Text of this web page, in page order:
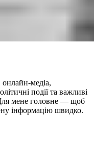
медіа,
події та важливі
мене головне — щоб
інформацію швидко.